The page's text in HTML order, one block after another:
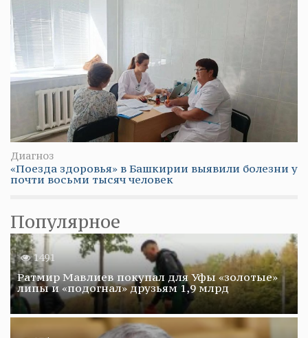
Диагноз
«Поезда здоровья» в Башкирии выявили болезни у
почти восьми тысяч человек
Популярное
1491
Ратмир Мавлиев покупал для Уфы «золотые»
липы и «подогнал» друзьям 1,9 млрд